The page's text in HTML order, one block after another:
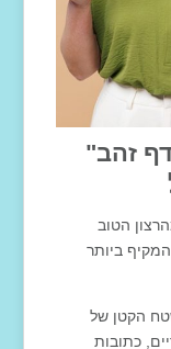
דף זהב"
הטוב
ביותר
הקטן של
כתובות